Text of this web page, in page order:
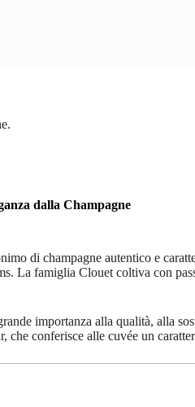
dalla Champagne
di champagne autentico e
La famiglia Clouet coltiva con
importanza alla qualità, alla
conferisce alle cuvée un